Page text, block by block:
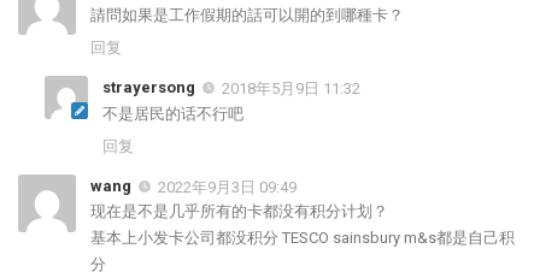
請問如果是工作假期的話可以開的到哪種卡？
回复
strayersong
2018年5月9日 11:32
不是居民的话不行吧
回复
wang
2022年9月3日 09:49
现在是不是几乎所有的卡都没有积分计划？
基本上小发卡公司都没积分 TESCO sainsbury m&s都是自己积
分